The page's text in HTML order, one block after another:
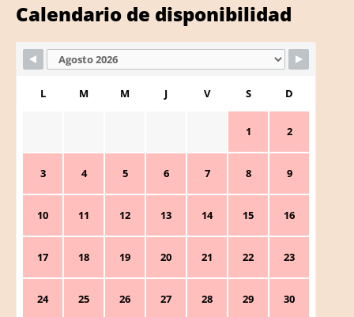
Calendario de disponibilidad
L M M J V S D
1 2
3 4 5 6 7 8 9
10 11 12 13 14 15 16
17 18 19 20 21 22 23
24 25 26 27 28 29 30